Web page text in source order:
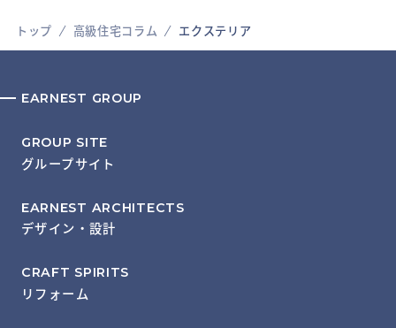
トップ 高級住宅コラム エクステリア
EARNEST GROUP
GROUP SITE
グループサイト
EARNEST ARCHITECTS
デザイン・設計
CRAFT SPIRITS
リフォーム